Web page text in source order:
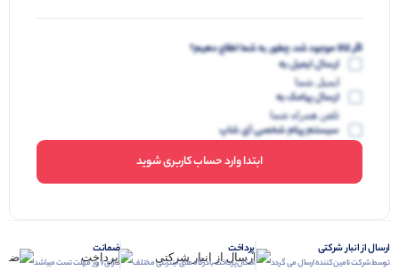
اگر کالا موجود شد، چطور به شما اطلاع دهیم؟
ارسال ایمیل به
ایمیل شما
ارسال پیامک به
تلفن همراه شما
سیستم پیام شخصی آی شاپ
ابتدا وارد حساب کاربری شوید
ارسال از انبار شرکتی
توسط شرکت تامین کننده ارسال می گردد
پرداخت
امکان پرداخت با درگاه های اینترنتی مختلف
ضمانت
دارای 7 روز مهلت تست میباشد